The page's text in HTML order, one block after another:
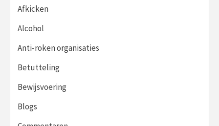
Afkicken
Alcohol
Anti-roken organisaties
Betutteling
Bewijsvoering
Blogs